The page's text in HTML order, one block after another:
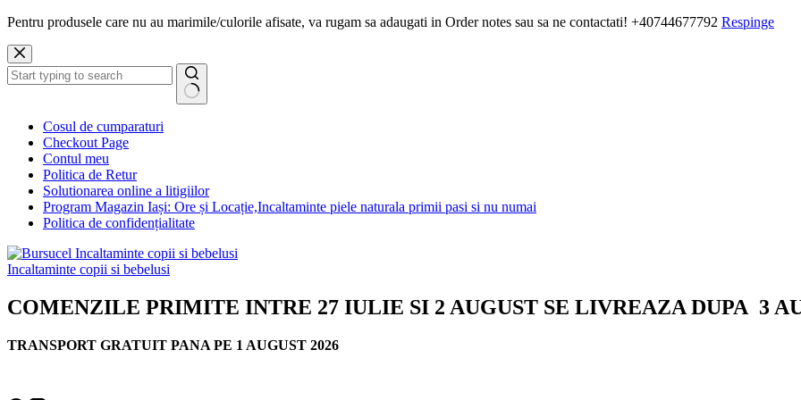
Pentru produsele care nu au marimile/culorile afisate, va rugam sa adaugati in Order notes sau sa ne contactati! +40744677792 Respinge
Sari
la
conținut
rezultatCosul de cumparaturi
Checkout Page
Contul meu
Politica de Retur
Solutionarea online a litigiilor
Program Magazin Iași: Ore și Locație,Incaltaminte piele naturala primii pasi si nu numai
Politica de confidențialitate
Incaltaminte copii si bebelusi
COMENZILE PRIMITE INTRE 27 IULIE SI 2 AUGUST SE LIVREAZA DUPA 3
TRANSPORT GRATUIT PANA PE 1 AUGUST 2026